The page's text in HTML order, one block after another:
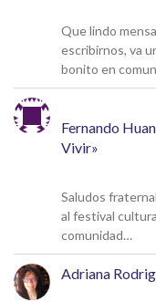
Que lindo
escribirnos, va
bonito en
Fernando
Vivir»
Saludos
al festival
comunidad…
Adriana